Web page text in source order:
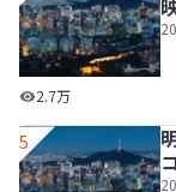
韓国の定番観光
2.7万
5